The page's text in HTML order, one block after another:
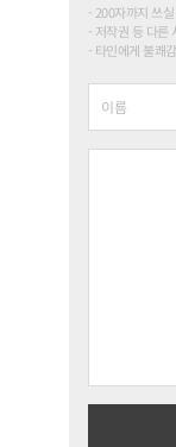
200자까지 쓰
저작권 등 다른
타인에게 불쾌